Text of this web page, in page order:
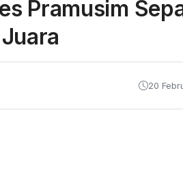
Pramusim
20